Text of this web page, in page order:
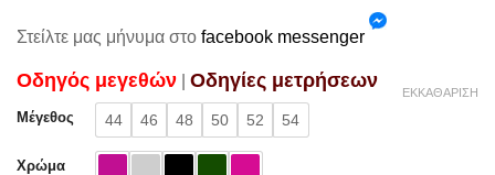
Στείλτε μας μήνυμα στο facebook messenger
Oδηγός μεγεθών Oδηγίες μετρήσεων
Μέγεθος 44 46 48 50 52 54
Χρώμα
ΕΚΚΑΘΆΡΙΣΗ